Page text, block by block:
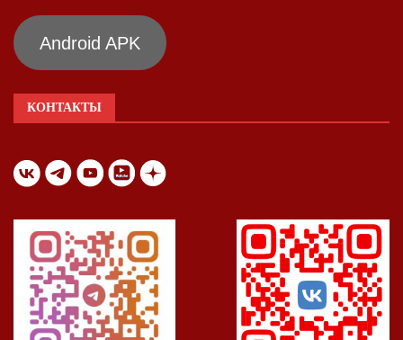
Android APK
КОНТАКТЫ